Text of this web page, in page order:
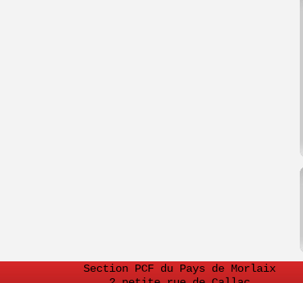
Section PCF du Pays de Morlaix